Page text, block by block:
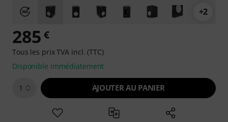
+2
285 €
Tous les prix TVA incl. (TTC)
Disponible immédiatement
1 AJOUTER AU PANIER